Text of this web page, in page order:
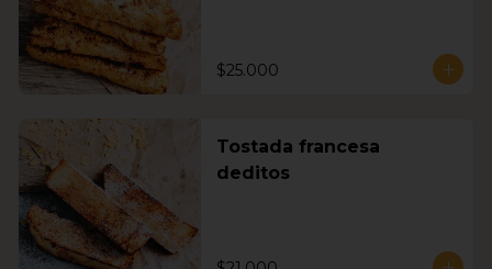
$25.000
Tostada francesa
deditos